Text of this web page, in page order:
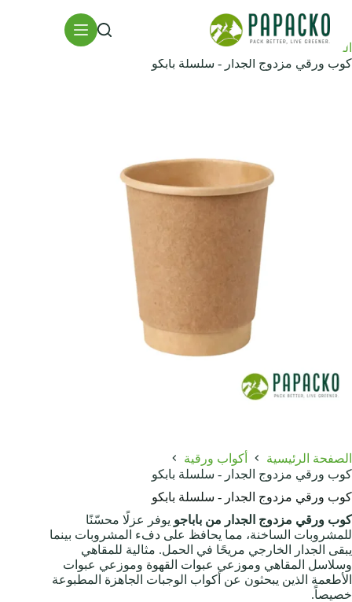
المحتوى
الصفحة الرئيسية
أكواب ورقية
كوب ورقي مزدوج الجدار - سلسلة بابكو
الصفحة الرئيسية
أكواب ورقية
كوب ورقي مزدوج الجدار - سلسلة بابكو
كوب ورقي مزدوج الجدار - سلسلة بابكو
كوب ورقي مزدوج الجدار من باباجو يوفر عزلًا محسّنًا
للمشروبات الساخنة، مما يحافظ على دفء المشروبات بينما
يبقى الجدار الخارجي مريحًا في الحمل. مثالية للمقاهي
وسلاسل المقاهي وموزعي عبوات القهوة وموزعي عبوات
الأطعمة الذين يبحثون عن أكواب الوجبات الجاهزة المطبوعة
خصيصاً.